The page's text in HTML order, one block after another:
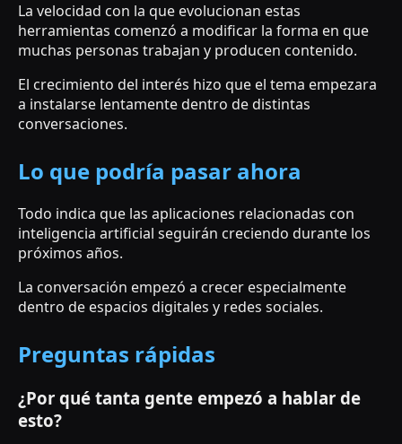
La velocidad con la que evolucionan estas
herramientas comenzó a modificar la forma en que
muchas personas trabajan y producen contenido.
El crecimiento del interés hizo que el tema empezara
a instalarse lentamente dentro de distintas
conversaciones.
Lo que podría pasar ahora
Todo indica que las aplicaciones relacionadas con
inteligencia artificial seguirán creciendo durante los
próximos años.
La conversación empezó a crecer especialmente
dentro de espacios digitales y redes sociales.
Preguntas rápidas
¿Por qué tanta gente empezó a hablar de
esto?